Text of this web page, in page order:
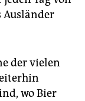
Ausländer
der vielen
wo Bier